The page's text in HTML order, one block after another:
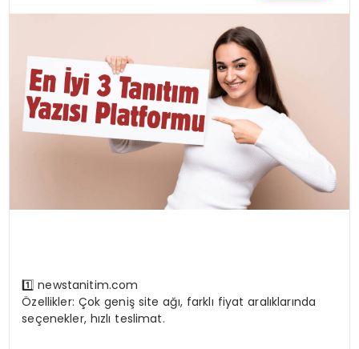
1️⃣ newstanitim.com
Özellikler: Çok geniş site ağı, farklı fiyat aralıklarında
seçenekler, hızlı teslimat.